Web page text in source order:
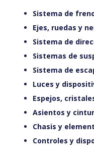
Sistema de
Ejes, ruedas y
Sistema de
Sistemas de
Sistema de
Luces y
Espejos,
Asientos y
Chasis y
Controles y